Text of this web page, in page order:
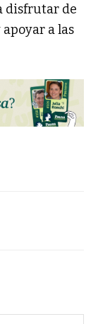
disfrutar de
a las